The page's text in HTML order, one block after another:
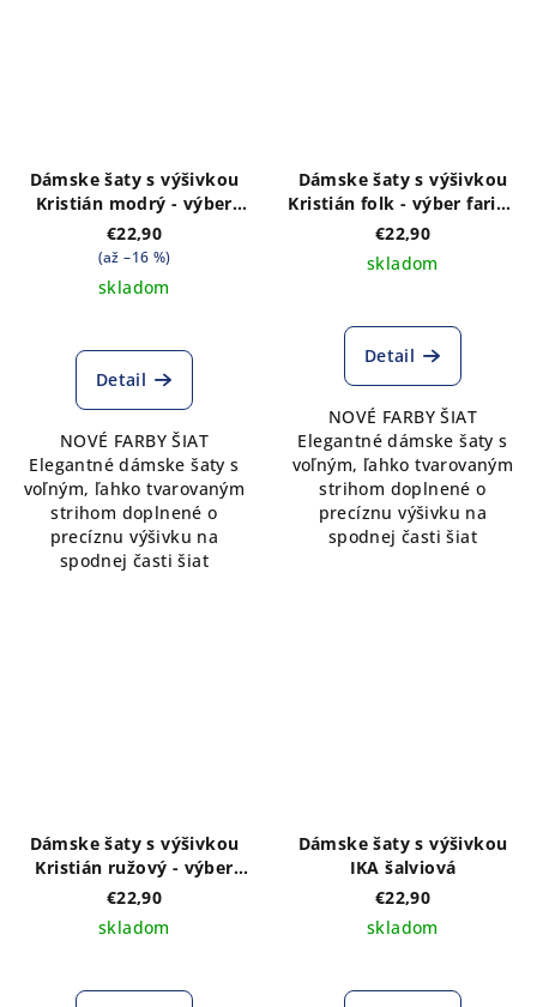
Dámske šaty s výšivkou
Kristián modrý - výber
farieb šiat
€22,90
(až –16 %)
skladom
Detail
NOVÉ FARBY ŠIAT
Elegantné dámske šaty s
voľným, ľahko tvarovaným
strihom doplnené o
precíznu výšivku na
spodnej časti šiat
Dámske šaty s výšivkou
Kristián folk - výber farieb
šiat
€22,90
skladom
Detail
NOVÉ FARBY ŠIAT
Elegantné dámske šaty s
voľným, ľahko tvarovaným
strihom doplnené o
precíznu výšivku na
spodnej časti šiat
Dámske šaty s výšivkou
Kristián ružový - výber
farieb šiat
€22,90
skladom
Dámske šaty s výšivkou
IKA šalviová
€22,90
skladom